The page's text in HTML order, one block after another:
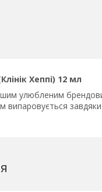
Хеппі) 12 мл
улюбленим